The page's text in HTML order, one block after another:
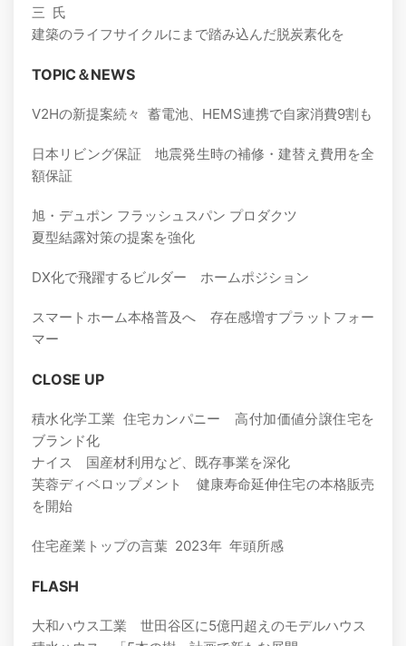
三 氏
建築のライフサイクルにまで踏み込んだ脱炭素化を
TOPIC＆NEWS
V2Hの新提案続々 蓄電池、HEMS連携で自家消費9割も
日本リビング保証 地震発生時の補修・建替え費用を全
額保証
旭・デュポン フラッシュスパン プロダクツ
夏型結露対策の提案を強化
DX化で飛躍するビルダー ホームポジション
スマートホーム本格普及へ 存在感増すプラットフォー
マー
CLOSE UP
積水化学工業 住宅カンパニー 高付加価値分譲住宅を
ブランド化
ナイス 国産材利用など、既存事業を深化
芙蓉ディベロップメント 健康寿命延伸住宅の本格販売
を開始
住宅産業トップの言葉 2023年 年頭所感
FLASH
大和ハウス工業 世田谷区に5億円超えのモデルハウス